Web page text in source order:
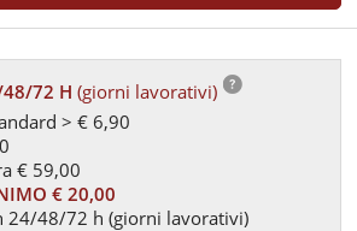
48/72 H(giorni lavorativi)
> € 6,90
€ 59,00
€ 20,00
24/48/72 h (giorni lavorativi)